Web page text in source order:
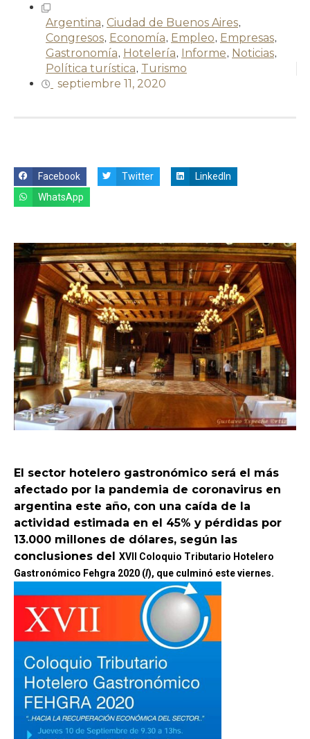
Argentina, Ciudad de Buenos Aires,
Congresos, Economía, Empleo, Empresas,
Gastronomía, Hotelería, Informe, Noticias,
Política turística, Turismo
septiembre 11, 2020
Facebook Twitter
LinkedIn
WhatsApp
El sector hotelero gastronómico será el más
afectado por la pandemia de coronavirus en
argentina este año, con una caída de la
actividad estimada en el 45% y pérdidas por
13.000 millones de dólares, según las
conclusiones del XVII Coloquio Tributario Hotelero
Gastronómico Fehgra 2020 (I), que culminó este viernes.